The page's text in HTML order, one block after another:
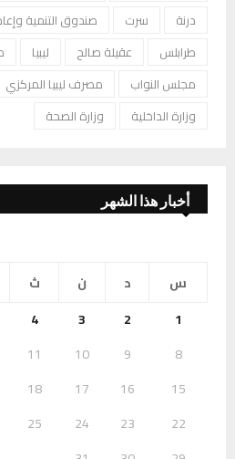
درنة
سرت صندوق التنمية
طرابلس
عقيلة صالح ليبيا
مجلس النواب
مصرف ليبيا المركزي
وزارة الداخلية
وزارة الصحة
أخبار هذا الشهر
س
د ن ث
1
2
3
4
8
9
10
11
15
16
17
18
22
23
24
25